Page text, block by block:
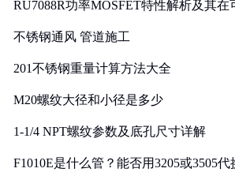
RU7088R功率MOSFET特性解析及其
不锈钢通风 管道施工
201不锈钢重量计算方法大全
M20螺纹大径和小径是多少
1-1/4 NPT螺纹参数及底孔尺寸详解
F1010E是什么管？能否用3205或3505代